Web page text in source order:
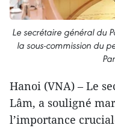
Le secrétaire général du
la sous-commission du
Hanoi (VNA) – Le
Lâm, a souligné
l’importance